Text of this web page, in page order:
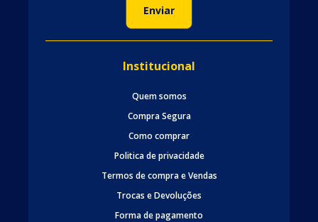
Institucional
Quem somos
Compra Segura
Como comprar
Politica de privacidade
Termos de compra e Vendas
Trocas e Devoluções
Forma de pagamento